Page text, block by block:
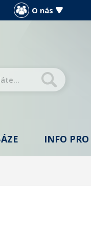
O nás
INFO